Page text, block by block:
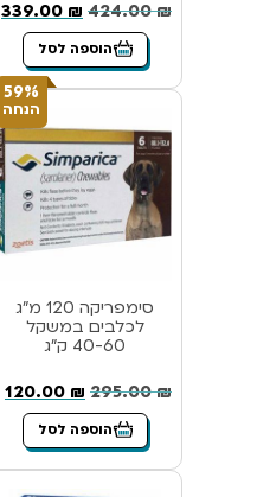
424.00₪
339.00 ₪
הוספה לסל
59%
הנחה
סימפריקה 120 מ”ג
לכלבים במשקל
40-60 ק”ג
295.00₪
120.00 ₪
הוספה לסל